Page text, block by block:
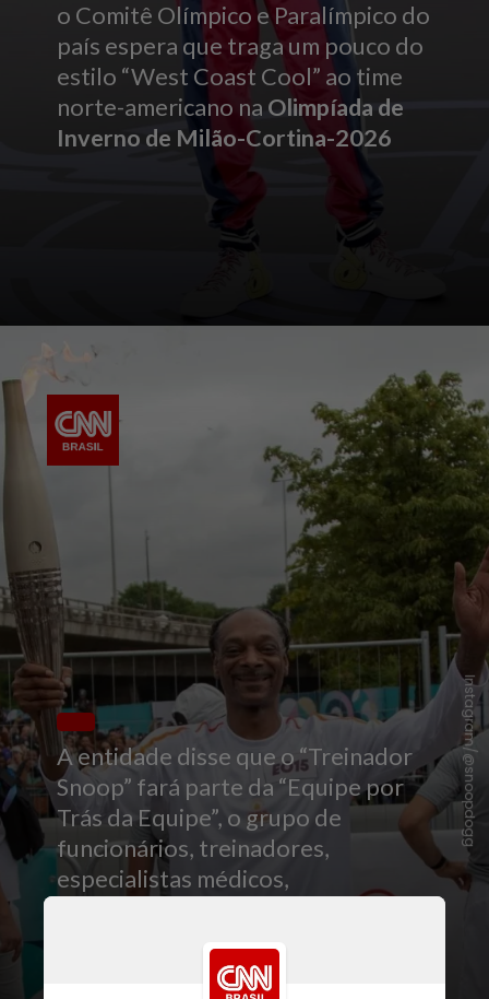
o Comitê Olímpico e Paralímpico do
país espera que traga um pouco do
estilo “West Coast Cool” ao time
norte-americano na Olimpíada de
Inverno de Milão-Cortina-2026
A entidade disse que o “Treinador
Snoop” fará parte da “Equipe por
Trás da Equipe”, o grupo de
funcionários, treinadores,
especialistas médicos,
eles buscam medalhas na Itália
Instagram/@snoopdogg